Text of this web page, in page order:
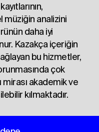
müziğin analizini
daha iyi
Kazakça içeriğin
bu hizmetler,
çok
akademik ve
kılmaktadır.